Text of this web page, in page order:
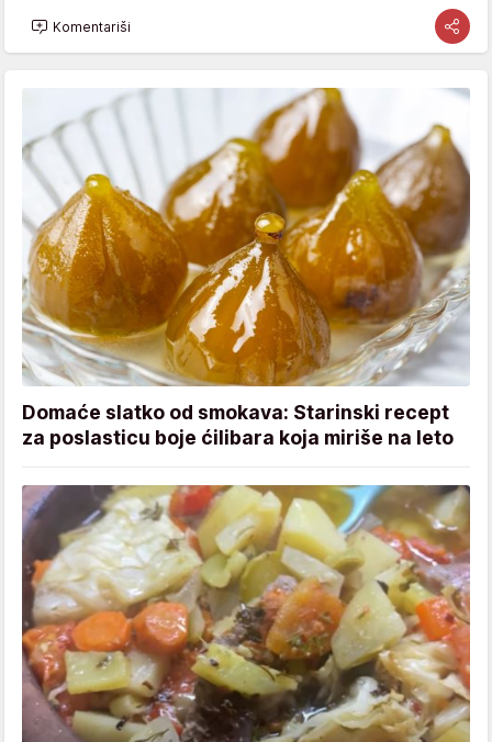
Komentariši
Domaće slatko od smokava: Starinski recept
za poslasticu boje ćilibara koja miriše na leto